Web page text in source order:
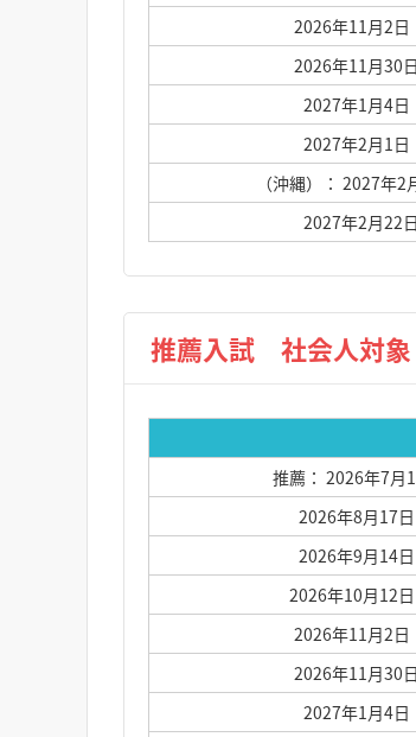
2026年11月2日
2026年11月30
2027年1月4日
2027年2月1日
（沖縄）： 2027年2
2027年2月22
推薦： 2026年7月
2026年8月17日
2026年9月14日
2026年10月12日
2026年11月2日
2026年11月30
2027年1月4日